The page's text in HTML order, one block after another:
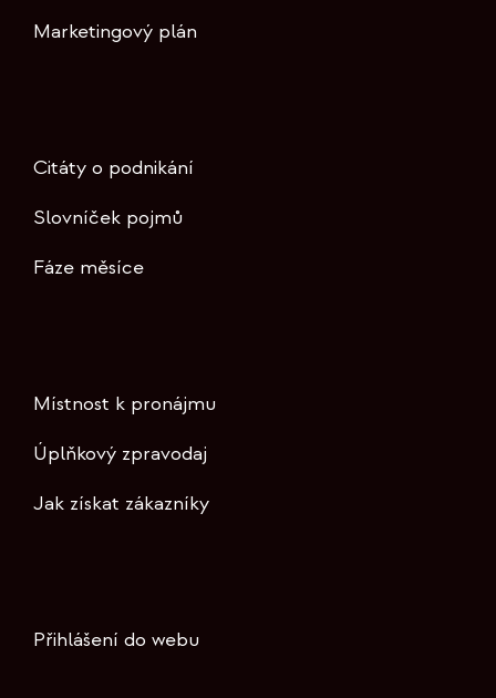
Marketingový plán
Citáty o podnikání
Slovníček pojmů
Fáze měsíce
Místnost k pronájmu
Úplňkový zpravodaj
Jak získat zákazníky
Přihlášení do webu